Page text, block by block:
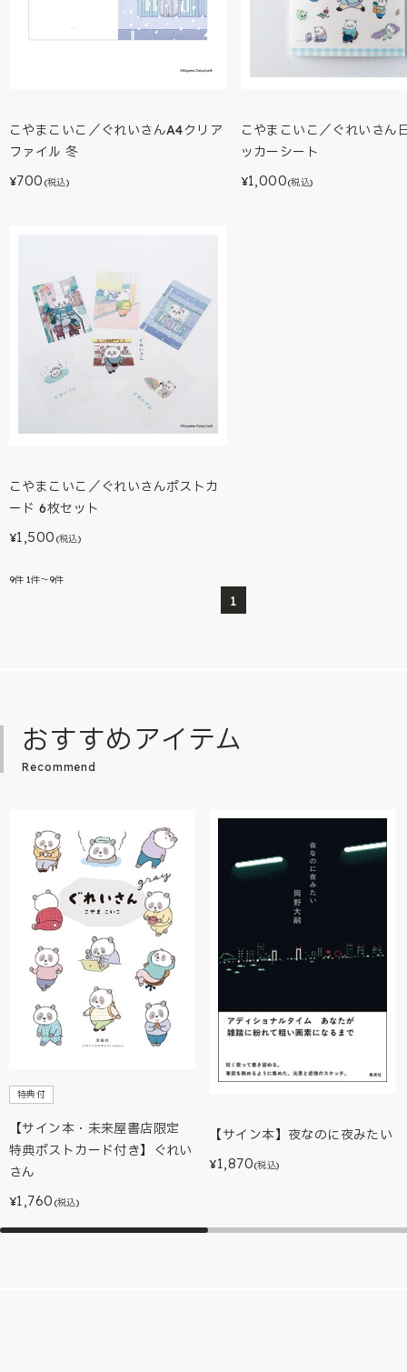
こやまこいこ／ぐれいさんA4クリア
ファイル 冬
¥700 (税込)
こやまこいこ／ぐれいさん
ッカーシート
¥1,000(税込)
こやまこいこ／ぐれいさんポストカ
ード 6枚セット
¥1,500 (税込)
9件 1件～9件
1
おすすめアイテム
Recommend
特典付
【サイン本・未来屋書店限定
特典ポストカード付き】ぐれい
さん
¥1,760 (税込)
【サイン本】夜なのに夜みたい
¥1,870(税込)